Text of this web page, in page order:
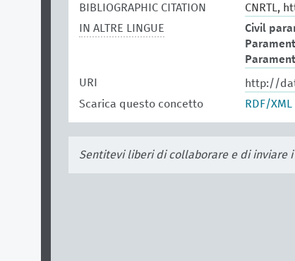
BIBLIOGRAPHIC CITATION
CNRTL,
IN ALTRE LINGUE
Civil
URI
http://
Scarica questo concetto
RDF/XML
Sentitevi liberi di collaborare e di inviare